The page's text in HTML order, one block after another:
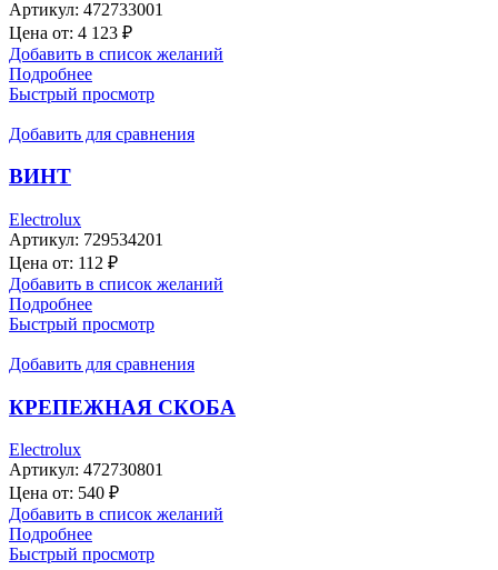
Артикул: 472733001
Цена от: 4 123 ₽
Добавить в список желаний
Подробнее
Быстрый просмотр
Добавить для сравнения
ВИНТ
Electrolux
Артикул: 729534201
Цена от: 112 ₽
Добавить в список желаний
Подробнее
Быстрый просмотр
Добавить для сравнения
КРЕПЕЖНАЯ СКОБА
Electrolux
Артикул: 472730801
Цена от: 540 ₽
Добавить в список желаний
Подробнее
Быстрый просмотр